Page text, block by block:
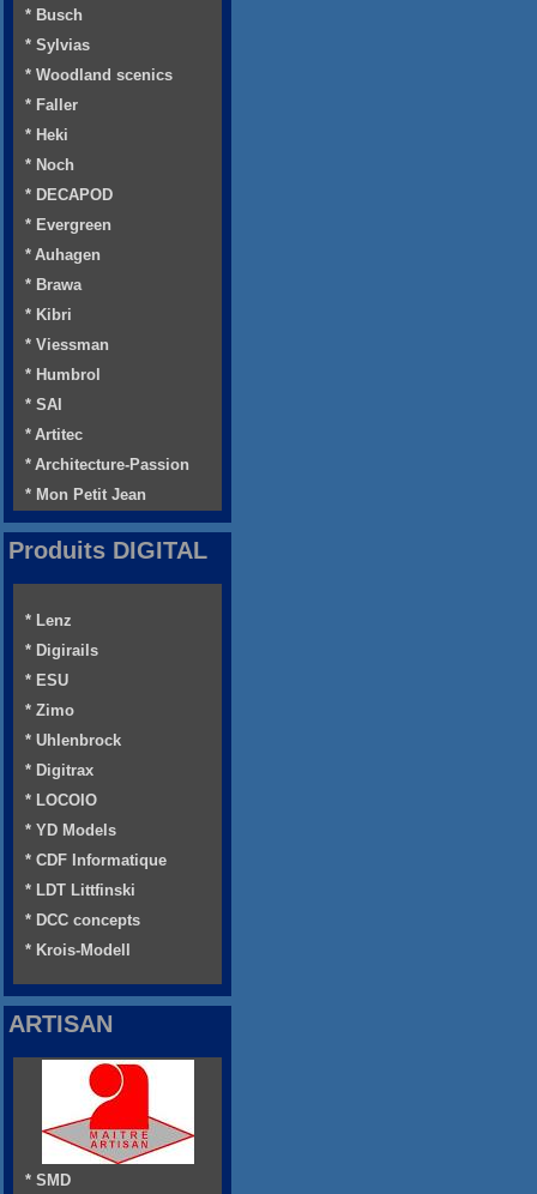
* Busch
* Sylvias
* Woodland scenics
* Faller
* Heki
* Noch
* DECAPOD
* Evergreen
* Auhagen
* Brawa
* Kibri
* Viessman
* Humbrol
* SAI
* Artitec
* Architecture-Passion
* Mon Petit Jean
Produits DIGITAL
* Lenz
* Digirails
* ESU
* Zimo
* Uhlenbrock
* Digitrax
* LOCOIO
* YD Models
* CDF Informatique
* LDT Littfinski
* DCC concepts
* Krois-Modell
ARTISAN
* SMD